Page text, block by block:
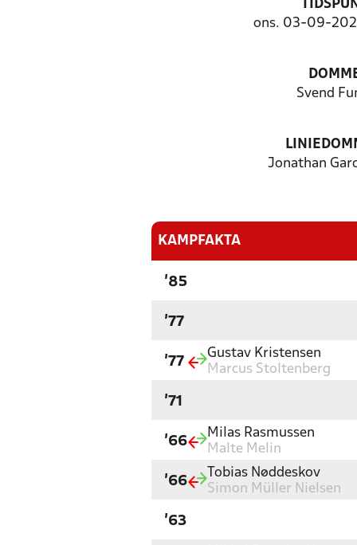
ons. 03-09-
Svend
Jonathan
KAMPFAKTA
'85
'77
'77
Gustav Kristensen
Marcus Stoltenberg
'71
'66
Milas Rasmussen
Malte Melin
'66
Tobias Nøddeskov
Simon Müller Nielsen
'63